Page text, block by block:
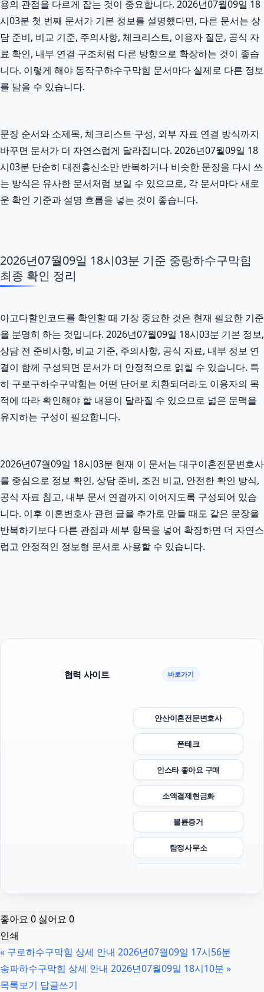
용의 관점을 다르게 잡는 것이 중요합니다. 2026년07월09일 18
시03분 첫 번째 문서가 기본 정보를 설명했다면, 다른 문서는 상
담 준비, 비교 기준, 주의사항, 체크리스트, 이용자 질문, 공식 자
료 확인, 내부 연결 구조처럼 다른 방향으로 확장하는 것이 좋습
니다. 이렇게 해야 동작구하수구막힘 문서마다 실제로 다른 정보
를 담을 수 있습니다.
문장 순서와 소제목, 체크리스트 구성, 외부 자료 연결 방식까지
바꾸면 문서가 더 자연스럽게 달라집니다. 2026년07월09일 18
시03분 단순히 대전흥신소만 반복하거나 비슷한 문장을 다시 쓰
는 방식은 유사한 문서처럼 보일 수 있으므로, 각 문서마다 새로
운 확인 기준과 설명 흐름을 넣는 것이 좋습니다.
2026년07월09일 18시03분 기준 중랑하수구막힘
최종 확인 정리
아고다할인코드를 확인할 때 가장 중요한 것은 현재 필요한 기준
을 분명히 하는 것입니다. 2026년07월09일 18시03분 기본 정보,
상담 전 준비사항, 비교 기준, 주의사항, 공식 자료, 내부 정보 연
결이 함께 구성되면 문서가 더 안정적으로 읽힐 수 있습니다. 특
히 구로구하수구막힘는 어떤 단어로 치환되더라도 이용자의 목
적에 따라 확인해야 할 내용이 달라질 수 있으므로 넓은 문맥을
유지하는 구성이 필요합니다.
2026년07월09일 18시03분 현재 이 문서는 대구이혼전문변호사
를 중심으로 정보 확인, 상담 준비, 조건 비교, 안전한 확인 방식,
공식 자료 참고, 내부 문서 연결까지 이어지도록 구성되어 있습
니다. 이후 이혼변호사 관련 글을 추가로 만들 때도 같은 문장을
반복하기보다 다른 관점과 세부 항목을 넣어 확장하면 더 자연스
럽고 안정적인 정보형 문서로 사용할 수 있습니다.
협력 사이트 바로가기
안산이혼전문변호사
폰테크
인스타 좋아요 구매
소액결제현금화
불륜증거
탐정사무소
대환대출
용인하수구막힘
좋아요 0 싫어요 0
인쇄
« 구로하수구막힘 상세 안내 2026년07월09일 17시56분
송파하수구막힘 상세 안내 2026년07월09일 18시10분 »
목록보기 답글쓰기